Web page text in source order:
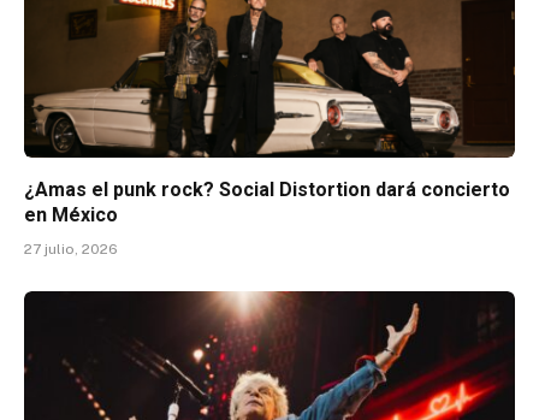
¿Amas el punk rock? Social Distortion dará concierto
en México
27 julio, 2026